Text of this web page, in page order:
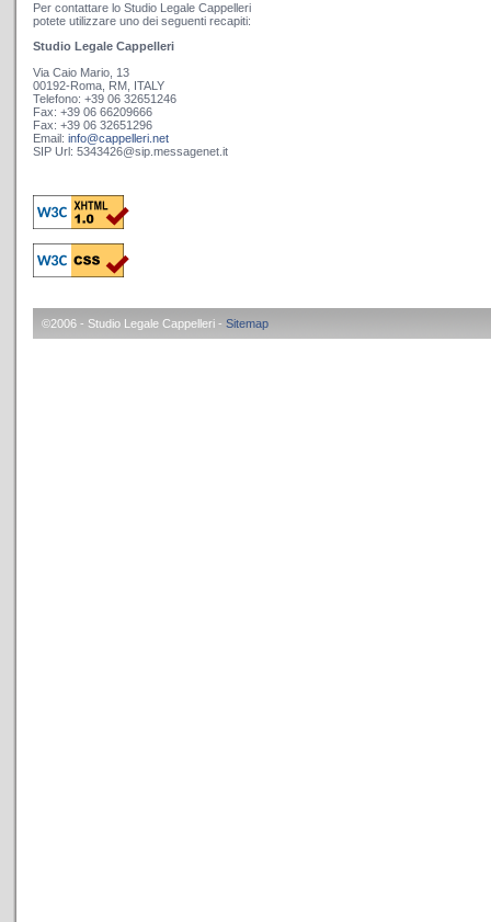
Per contattare lo Studio Legale Cappelleri
potete utilizzare uno dei seguenti recapiti:
Studio Legale Cappelleri
Via Caio Mario, 13
00192-Roma, RM, ITALY
Telefono: +39 06 32651246
Fax: +39 06 66209666
Fax: +39 06 32651296
Email: info@cappelleri.net
SIP Url: 5343426@sip.messagenet.it
©2006 - Studio Legale Cappelleri - Sitemap